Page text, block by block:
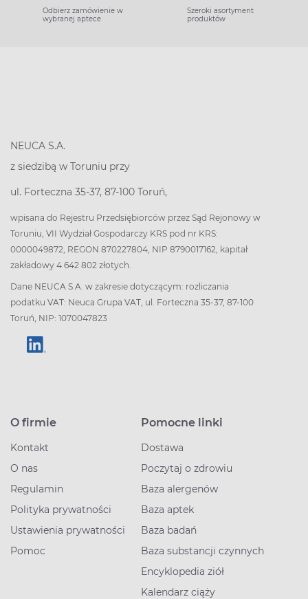
Odbierz zamówienie w
wybranej aptece
Szeroki asortyment
produktów
NEUCA S.A.
z siedzibą w Toruniu przy
ul. Forteczna 35-37, 87-100 Toruń,
wpisana do Rejestru Przedsiębiorców przez Sąd Rejonowy w
Toruniu, VII Wydział Gospodarczy KRS pod nr KRS:
0000049872, REGON 870227804, NIP 8790017162, kapitał
zakładowy 4 642 802 złotych.
Dane NEUCA S.A. w zakresie dotyczącym: rozliczania
podatku VAT: Neuca Grupa VAT, ul. Forteczna 35-37, 87-100
Toruń, NIP: 1070047823
O firmie
Kontakt
O nas
Regulamin
Polityka prywatności
Ustawienia prywatności
Pomoc
Pomocne linki
Dostawa
Poczytaj o zdrowiu
Baza alergenów
Baza aptek
Baza badań
Baza substancji czynnych
Encyklopedia ziół
Kalendarz ciąży